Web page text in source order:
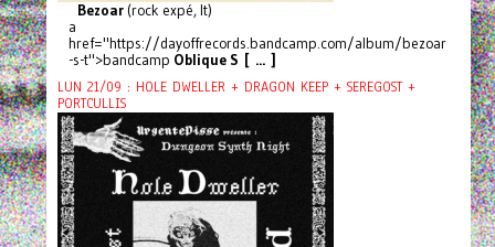
Bezoar(rock expé, It)
a
href="https://dayoffrecords.bandcamp.com/album/bezoar
-s-t">bandcamp Oblique S [ ... ]
LUN 21/09 : HOLE DWELLER + DRAGON KEEP + SEREGOST +
PORTCULLIS